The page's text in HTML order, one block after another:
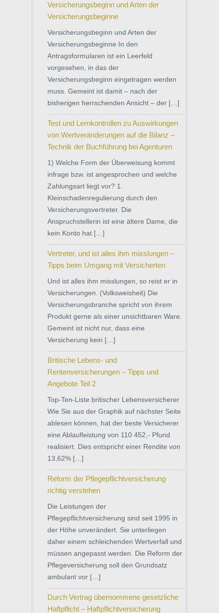
Versicherungsbeginn und Arten der
Versicherungsbeginne
Versicherungsbeginn und Arten der
Versicherungsbeginne In den
Antragsformularen ist ein Leerfeld
vorgesehen, in das der
Versicherungsbeginn eingetragen werden
muss. Gemeint ist damit – nach der
bisherigen herrschenden Ansicht – der […]
Test und Lernkontrollen zu Auswirkungen
von Wertveränderungen auf die Bilanz –
Technik der Buchführung bei Agenturen
1) Welche Form der Überweisung kommt
infrage bzw. ist angesprochen und welche
Zahlungsart liegt vor? 1.
Kleinschadenregulierung durch den
Versicherungsvertreter. Die
Anspruchstellerin ist eine ältere Dame, die
kein Konto hat […]
Vertreter, und ist alles ihm misslungen –
Tipps beim Umgang mit Versicherten
Und ist alles ihm misslungen, so reist er in
Versicherungen. (Volksweisheit) Die
Versicherungsbranche spricht von ihrem
Produkt gerne als einer unsichtbaren Ware.
Gemeint ist nicht nur, dass eine
Versicherung kein […]
Britische Lebens- und
Rentenversicherungen – Tipps und
Angebote Teil 2
Top-Ten-Liste britischer Lebensversicherer
Wie Sie aus der Graphik auf nächster Seite
ablesen können, hat der beste Versicherer
eine Ablaufleistung von 110 452,- Pfund
realisiert. Dies entspricht einer Rendite von
13,62% […]
Reform der Pflegepflichtversicherung
richtig verstehen
Die Leistungen der
Pflegepflichtversicherung sind seit 1995 in
der Höhe unverändert. Sie unterliegen
daher einem schleichenden Wertverfall und
müssen angepasst werden. Die Reform der
Pflegeversicherung soll den Grundsatz
ambulant vor […]
Durch Vertrag übernommene gesetzliche
Haftpflicht – Haftpflichtversicherung